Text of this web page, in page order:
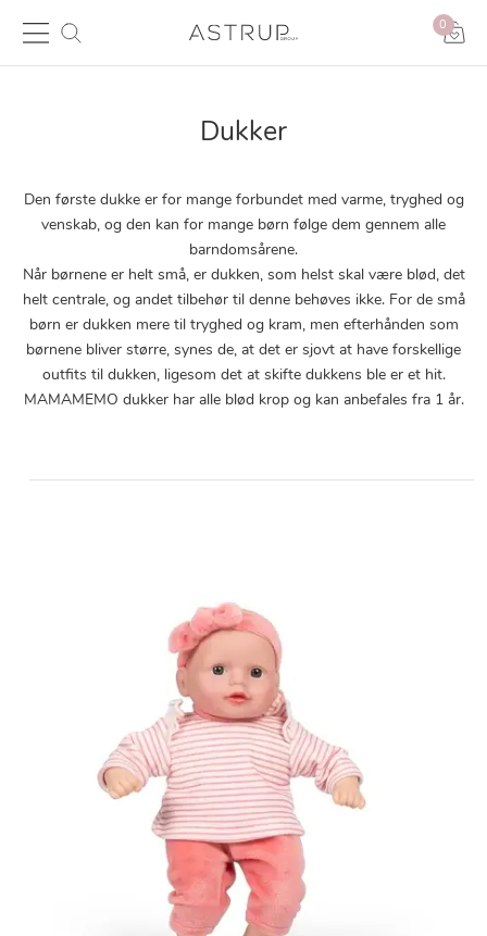
0
Dukker
Den første dukke er for mange forbundet med varme, tryghed og
venskab, og den kan for mange børn følge dem gennem alle
barndomsårene.
Når børnene er helt små, er dukken, som helst skal være blød, det
helt centrale, og andet tilbehør til denne behøves ikke. For de små
børn er dukken mere til tryghed og kram, men efterhånden som
børnene bliver større, synes de, at det er sjovt at have forskellige
outfits til dukken, ligesom det at skifte dukkens ble er et hit.
MAMAMEMO dukker har alle blød krop og kan anbefales fra 1 år.